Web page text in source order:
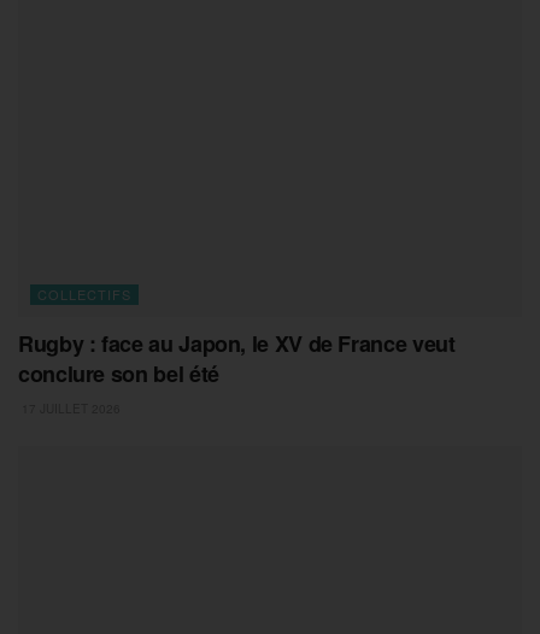
COLLECTIFS
Rugby : face au Japon, le XV de France veut
conclure son bel été